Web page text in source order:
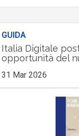
GUIDA
Italia Digitale
opportunità del
31 Mar 2026